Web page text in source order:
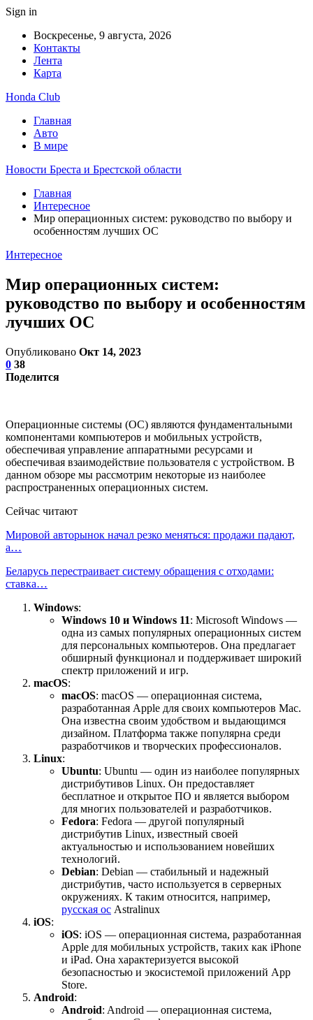
Sign in
Воскресенье, 9 августа, 2026
Контакты
Лента
Карта
Honda Club
Главная
Авто
В мире
Новости Бреста и Брестской области
Главная
Интересное
Мир операционных систем: руководство по выбору и
особенностям лучших ОС
Интересное
Мир операционных систем:
руководство по выбору и особенностям
лучших ОС
Опубликовано Окт 14, 2023
0 38
Поделится
Операционные системы (ОС) являются фундаментальными
компонентами компьютеров и мобильных устройств,
обеспечивая управление аппаратными ресурсами и
обеспечивая взаимодействие пользователя с устройством. В
данном обзоре мы рассмотрим некоторые из наиболее
распространенных операционных систем.
Сейчас читают
Мировой авторынок начал резко меняться: продажи падают,
а…
Беларусь перестраивает систему обращения с отходами:
ставка…
Windows:
Windows 10 и Windows 11: Microsoft Windows —
одна из самых популярных операционных систем
для персональных компьютеров. Она предлагает
обширный функционал и поддерживает широкий
спектр приложений и игр.
macOS:
macOS: macOS — операционная система,
разработанная Apple для своих компьютеров Mac.
Она известна своим удобством и выдающимся
дизайном. Платформа также популярна среди
разработчиков и творческих профессионалов.
Linux:
Ubuntu: Ubuntu — один из наиболее популярных
дистрибутивов Linux. Он предоставляет
бесплатное и открытое ПО и является выбором
для многих пользователей и разработчиков.
Fedora: Fedora — другой популярный
дистрибутив Linux, известный своей
актуальностью и использованием новейших
технологий.
Debian: Debian — стабильный и надежный
дистрибутив, часто используется в серверных
окружениях. К таким относится, например,
русская ос Astralinux
iOS:
iOS: iOS — операционная система, разработанная
Apple для мобильных устройств, таких как iPhone
и iPad. Она характеризуется высокой
безопасностью и экосистемой приложений App
Store.
Android:
Android: Android — операционная система,